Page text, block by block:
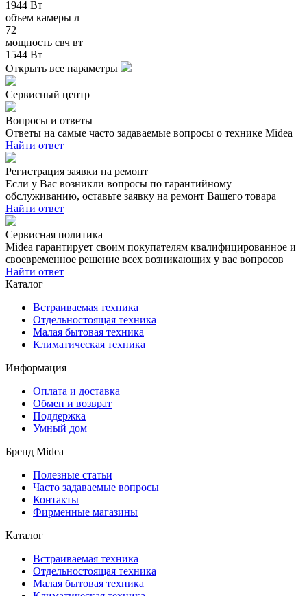
1944 Вт
объем камеры л
72
мощность свч вт
1544 Вт
Открыть все параметры
Сервисный центр
Вопросы и ответы
Ответы на самые часто задаваемые вопросы о технике Midea
Найти ответ
Регистрация заявки на ремонт
Если у Вас возникли вопросы по гарантийному
обслуживанию, оставьте заявку на ремонт Вашего товара
Найти ответ
Сервисная политика
Midea гарантирует своим покупателям квалифицированное и
своевременное решение всех возникающих у вас вопросов
Найти ответ
Каталог
Встраиваемая техника
Отдельностоящая техника
Малая бытовая техника
Климатическая техника
Информация
Оплата и доставка
Обмен и возврат
Поддержка
Умный дом
Бренд Midea
Полезные статьи
Часто задаваемые вопросы
Контакты
Фирменные магазины
Каталог
Встраиваемая техника
Отдельностоящая техника
Малая бытовая техника